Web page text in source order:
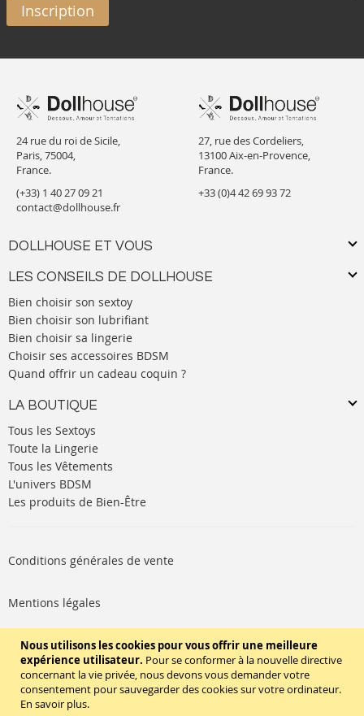
Nous utilisons les cookies pour vous offrir une meilleure
expérience utilisateur. Pour se conformer à la nouvelle directive
concernant la vie privée, nous devons vous demander votre
consentement pour sauvegarder des cookies sur votre ordinateur.
En savoir plus.
Inscription
24 rue du roi de Sicile,
Paris, 75004,
France.
(+33) 1 40 27 09 21
contact@dollhouse.fr
DOLLHOUSE ET VOUS
LES CONSEILS DE DOLLHOUSE
Bien choisir son sextoy
Bien choisir son lubrifiant
Bien choisir sa lingerie
Choisir ses accessoires BDSM
Quand offrir un cadeau coquin ?
LA BOUTIQUE
Tous les Sextoys
Toute la Lingerie
Tous les Vêtements
L'univers BDSM
Les produits de Bien-Être
27, rue des Cordeliers,
13100 Aix-en-Provence,
France.
+33 (0)4 42 69 93 72
Conditions générales de vente
Mentions légales
Politique de cookies
SUIVEZ-NOUS